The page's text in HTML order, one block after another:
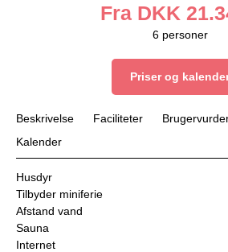
Fra DKK
6 personer
Priser og
Beskrivelse Faciliteter
Kalender
Husdyr
Tilbyder miniferie
Afstand vand
Sauna
Internet